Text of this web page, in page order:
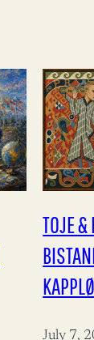
TOJE
July 7,